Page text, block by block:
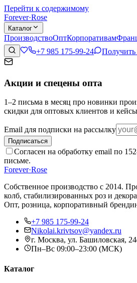
Перейти к содержимому
Forever·Rose
Каталог
ПроизводствоОптКорпоративам
+7 985 175-99-24
Акции и спецены опта
1–2 письма в месяц про новинки
скидки для оптовых клиентов и
Email для подписки на рассылку
Подписаться
Согласен на обработку email по
письме.
Forever·Rose
Собственное производство с 2014.
колб, стабилизированных роз и
Опт, розница, корпоративный
+7 985 175-99-24
Nikolai.krivtsov@yandex.ru
г. Москва, ул. Башиловская,
Пн–Вс 09:00–23:00 (МСК)
Каталог